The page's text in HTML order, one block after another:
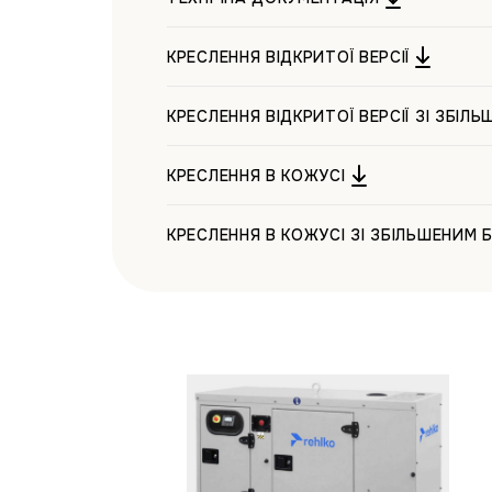
КРЕСЛЕННЯ ВІДКРИТОЇ ВЕРСІЇ
КРЕСЛЕННЯ ВІДКРИТОЇ ВЕРСІЇ ЗІ
КРЕСЛЕННЯ В КОЖУСІ
КРЕСЛЕННЯ В КОЖУСІ ЗІ ЗБІЛЬШЕНИМ